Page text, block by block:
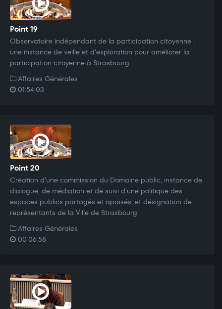
Point 19
Observatoire indépendant de la participation citoyenne :
une instance de veille et d'exploration pour améliorer la
participation citoyenne à Strasbourg.
Affaires Générales
01:54:03
Point 20
Création d'une commission du Domaine public, instance de
dialogue, de médiation et de suivi d'une politique des
espaces publics partagés et apaisés, et désignation de
représentants de la Ville de Strasbourg.
Affaires Générales
00:06:58